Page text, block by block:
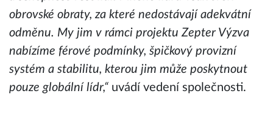
obrovské obraty, za které nedostávají adekvátní
odměnu. My jim v rámci projektu Zepter Výzva
nabízíme férové podmínky, špičkový provizní
systém a stabilitu, kterou jim může poskytnout
pouze globální lídr,“ uvádí vedení společnosti.